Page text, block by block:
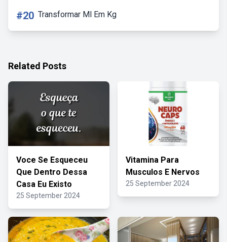
#20 Transformar Ml Em Kg
Related Posts
Voce Se Esqueceu
Que Dentro Dessa
Casa Eu Existo
25 September 2024
Vitamina Para
Musculos E Nervos
25 September 2024